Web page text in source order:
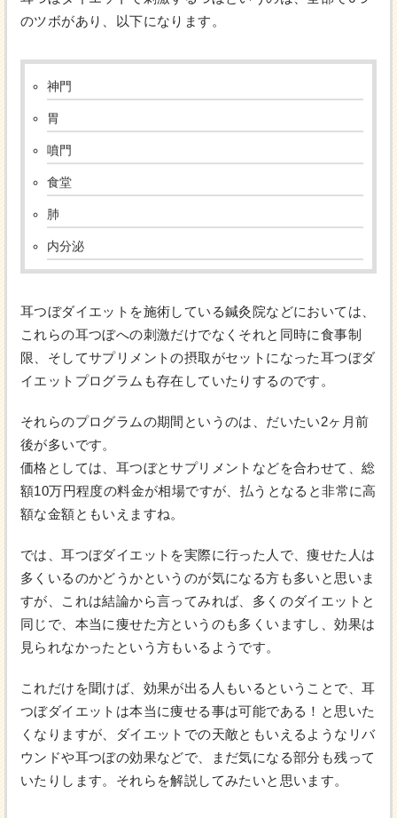
のツボがあり、以下になります。
神門
胃
噴門
食堂
肺
内分泌
耳つぼダイエットを施術している鍼灸院などにおいては、
これらの耳つぼへの刺激だけでなくそれと同時に食事制
限、そしてサプリメントの摂取がセットになった耳つぼダ
イエットプログラムも存在していたりするのです。
それらのプログラムの期間というのは、だいたい2ヶ月前
後が多いです。
価格としては、耳つぼとサプリメントなどを合わせて、総
額10万円程度の料金が相場ですが、払うとなると非常に高
額な金額ともいえますね。
では、耳つぼダイエットを実際に行った人で、痩せた人は
多くいるのかどうかというのが気になる方も多いと思いま
すが、これは結論から言ってみれば、多くのダイエットと
同じで、本当に痩せた方というのも多くいますし、効果は
見られなかったという方もいるようです。
これだけを聞けば、効果が出る人もいるということで、耳
つぼダイエットは本当に痩せる事は可能である！と思いた
くなりますが、ダイエットでの天敵ともいえるようなリバ
ウンドや耳つぼの効果などで、まだ気になる部分も残って
いたりします。それらを解説してみたいと思います。